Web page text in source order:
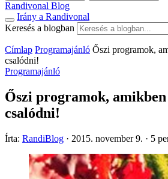
Randivonal Blog
Irány a Randivonal
Keresés a blogban
Címlap Programajánló Őszi programok,
csalódni!
Programajánló
Őszi programok, amikben
csalódni!
Írta: RandiBlog · 2015. november 9. · 5